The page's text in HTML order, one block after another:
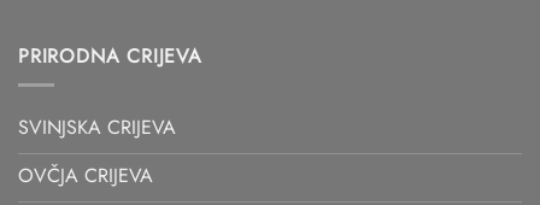
PRIRODNA CRIJEVA
SVINJSKA CRIJEVA
OVČJA CRIJEVA